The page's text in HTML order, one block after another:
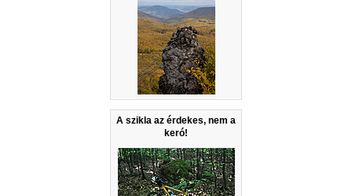
A szikla az érdekes, nem a
keró!